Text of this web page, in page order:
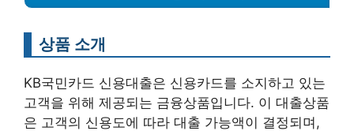
상품 소개
KB국민카드 신용대출은 신용카드를 소지하고 있는
고객을 위해 제공되는 금융상품입니다. 이 대출상품
은 고객의 신용도에 따라 대출 가능액이 결정되며,